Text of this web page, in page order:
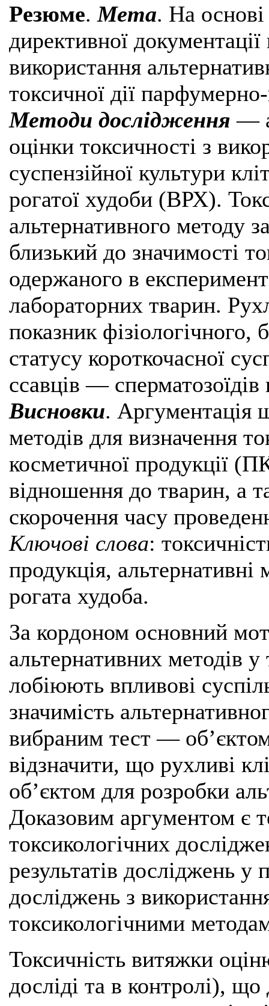
Резюме. Мета. На
директивної
використання
токсичної дії
Методи дослідження —
оцінки токсичності з
суспензійної культури
рогатої худоби (ВРХ).
альтернативного методу
близький до значимості
одержаного в
лабораторних тварин.
показник фізіологічного,
статусу короткочасної
ссавців —
Висновки. Аргументація
методів для визначення
косметичної продукції
відношення до тварин, а
скорочення часу
Ключові слова:
продукція,
рогата худоба.
За кордоном основний
альтернативних методів
лобіюють впливові
значимість
вибраним тест —
відзначити, що рухливі
об’єктом для розробки
Доказовим аргументом є
токсикологічних
результатів досліджень у
досліджень з
токсикологічними
Токсичність витяжки
досліді та в контролі), що